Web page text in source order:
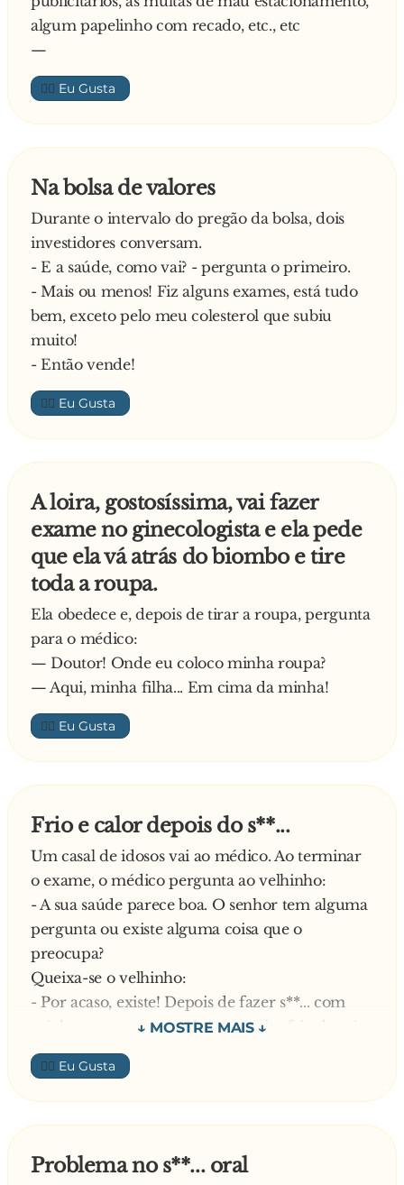
algum papelinho com recado, etc., etc
—
👍🏼
Na bolsa de valores
Durante o intervalo do pregão da bolsa, dois
investidores conversam.
- E a saúde, como vai? - pergunta o primeiro.
- Mais ou menos! Fiz alguns exames, está tudo
bem, exceto pelo meu colesterol que subiu
muito!
- Então vende!
👍🏼
A loira, gostosíssima, vai fazer
exame no ginecologista e ela pede
que ela vá atrás do biombo e tire
toda a roupa.
Ela obedece e, depois de tirar a roupa, pergunta
para o médico:
— Doutor! Onde eu coloco minha roupa?
— Aqui, minha filha... Em cima da minha!
👍🏼
Frio e calor depois do s**...
Um casal de idosos vai ao médico. Ao terminar
o exame, o médico pergunta ao velhinho:
- A sua saúde parece boa. O senhor tem alguma
pergunta ou existe alguma coisa que o
preocupa?
Queixa-se o velhinho:
- Por acaso, existe! Depois de fazer s**... com
minha esposa, em geral sinto muito frio depois
da primeira, e, depois da segunda, sinto muito
calor.
O médico estranha e diz que nunca ouviu falar
disso, mas vai pequisar
diz:
👍🏼
Problema no s**... oral